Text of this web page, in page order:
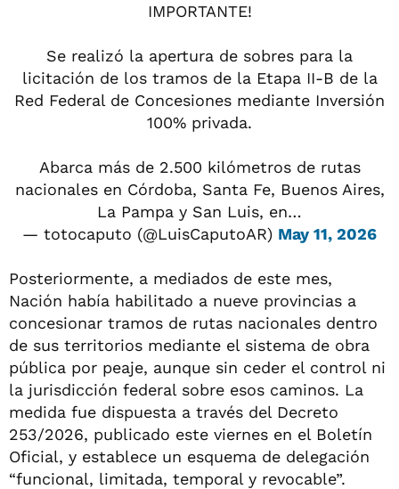
IMPORTANTE!
Se realizó la apertura de sobres para la
licitación de los tramos de la Etapa II-B de la
Red Federal de Concesiones mediante Inversión
100% privada.
Abarca más de 2.500 kilómetros de rutas
nacionales en Córdoba, Santa Fe, Buenos Aires,
La Pampa y San Luis, en…
— totocaputo (@LuisCaputoAR) May 11, 2026
Posteriormente, a mediados de este mes,
Nación había habilitado a nueve provincias a
concesionar tramos de rutas nacionales dentro
de sus territorios mediante el sistema de obra
pública por peaje, aunque sin ceder el control ni
la jurisdicción federal sobre esos caminos. La
medida fue dispuesta a través del Decreto
253/2026, publicado este viernes en el Boletín
Oficial, y establece un esquema de delegación
“funcional, limitada, temporal y revocable”.